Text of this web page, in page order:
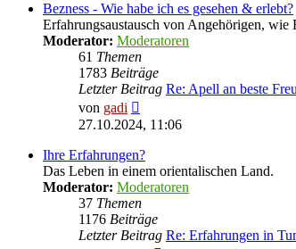
Bezness - Wie habe ich es gesehen & erlebt?
Erfahrungsaustausch von Angehörigen,
Moderator: Moderatoren
61 Themen
1783 Beiträge
Letzter Beitrag Re: Apell an beste
von gadi
Beitrag
27.10.2024, 11:06
Ihre Erfahrungen?
Das Leben in einem orientalischen Land.
Moderator: Moderatoren
37 Themen
1176 Beiträge
Letzter Beitrag Re: Erfahrungen in